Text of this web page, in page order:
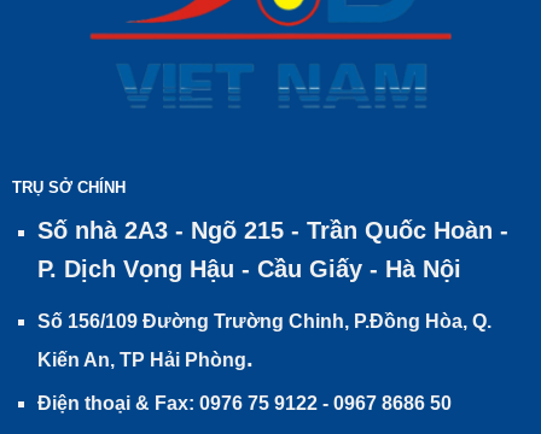
TRỤ SỞ CHÍNH
Số nhà 2A3 - Ngõ 215 - Trần Quốc Hoàn -
P. Dịch Vọng Hậu - Cầu Giấy - Hà Nội
Số 156/109 Đường Trường Chinh, P.Đồng Hòa, Q.
Kiến An, TP Hải Phòng.
Điện thoại & Fax: 0976 75 9122 - 0967 8686 50